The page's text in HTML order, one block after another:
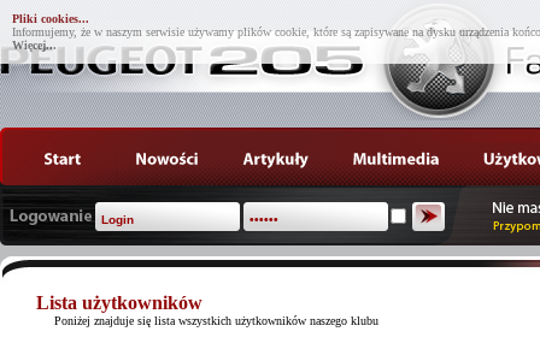
Pliki cookies...
Informujemy, że w naszym serwisie używamy plików cookie, które są zapisywane na dysku urządzenia
Więcej...
Lista użytkowników
Poniżej znajduje się lista wszystkich użytkowników naszego klubu